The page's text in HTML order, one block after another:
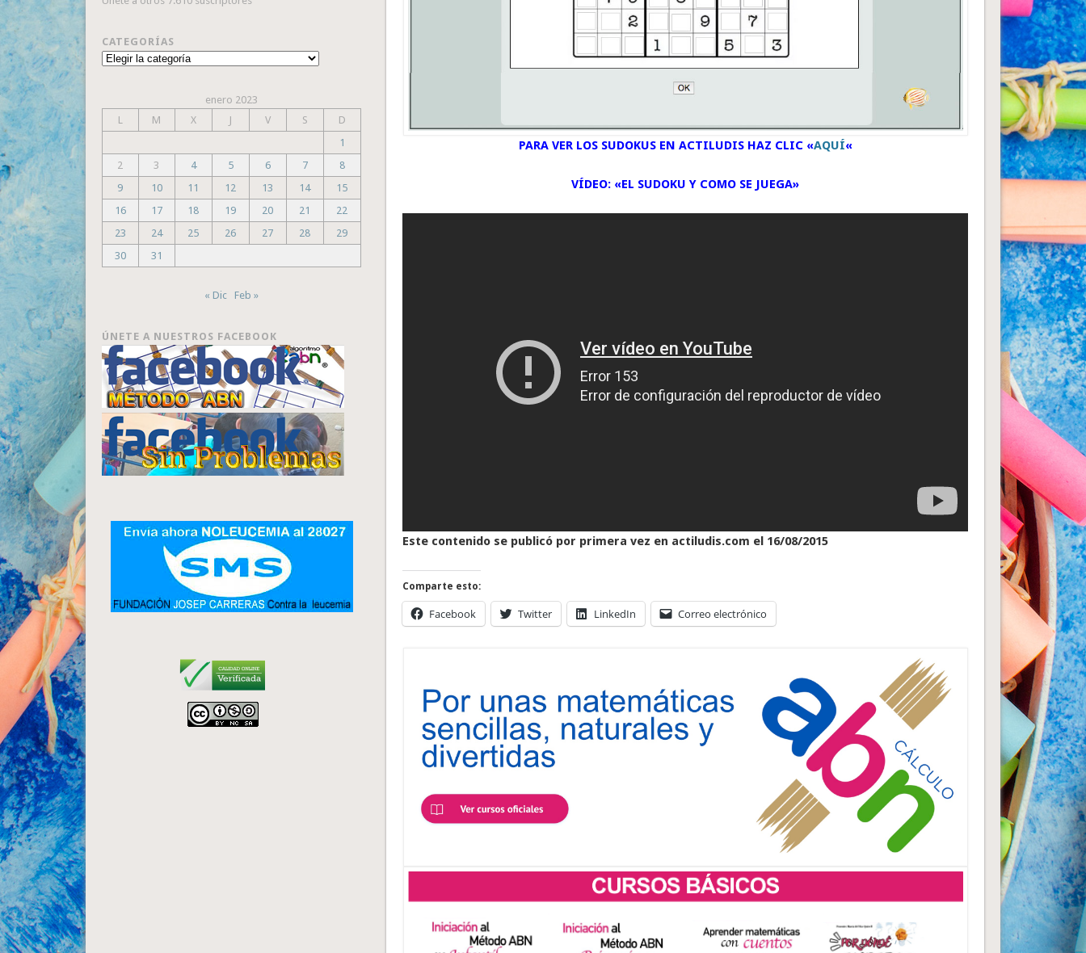
PARA VER LOS SUDOKUS EN ACTILUDIS HAZ CLIC «AQUÍ«
VÍDEO: «EL SUDOKU Y COMO SE JUEGA»
Este contenido se publicó por primera vez en actiludis.com el 16/08/2015
Comparte esto:
Facebook Twitter LinkedIn Correo electrónico
CATEGORÍAS
Categorías
enero 2023
L
M X J V S
D
1
2
3 4 5 6 7
8
9
10 11 12 13 14
15
16
17 18 19 20 21
22
23
24 25 26 27 28
29
30
31
« Dic Feb »
ÚNETE A NUESTROS FACEBOOK